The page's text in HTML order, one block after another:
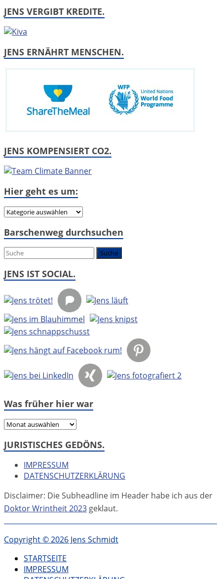
JENS VERGIBT KREDITE.
JENS ERNÄHRT MENSCHEN.
JENS KOMPENSIERT CO2.
Hier geht es um:
Hier
es
Barschenweg durchsuchen
JENS IST SOCIAL.
Was früher hier war
Was
hier
JURISTISCHES GEDÖNS.
IMPRESSUM
DATENSCHUTZERKLÄRUNG
Disclaimer: Die Subheadline im Header habe ich aus der
Doktor Wrintheit 2023 geklaut.
Copyright © 2026 Jens Schmidt
STARTSEITE
IMPRESSUM